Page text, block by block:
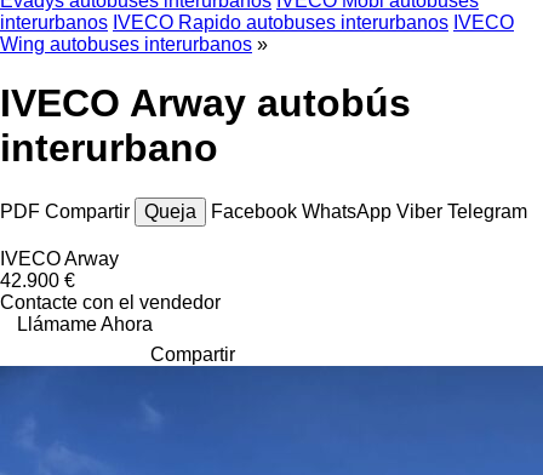
interurbanos IVECO Rapido autobuses interurbanos IVECO
Wing autobuses interurbanos »
IVECO Arway autobús
interurbano
PDF Compartir Queja Facebook WhatsApp Viber Telegram
IVECO Arway
42.900 €
Contacte con el vendedor
Llámame Ahora
Compartir